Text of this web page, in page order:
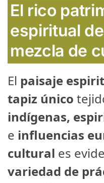
El rico
espiritual
mezcla de
El paisaje
tapiz único
indígenas,
e influencias
cultural es
variedad de